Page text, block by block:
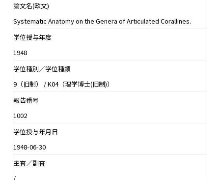
論文名(欧文)
Systematic Anatomy on the Genera of Articulated Corallines.
学位授与年度
1948
学位種別／学位種類
9（旧制） / K04（理学博士(旧制)）
報告番号
1002
学位授与年月日
1948-06-30
主査／副査